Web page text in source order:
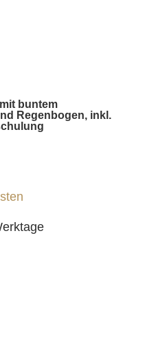
buntem
Regenbogen, inkl.